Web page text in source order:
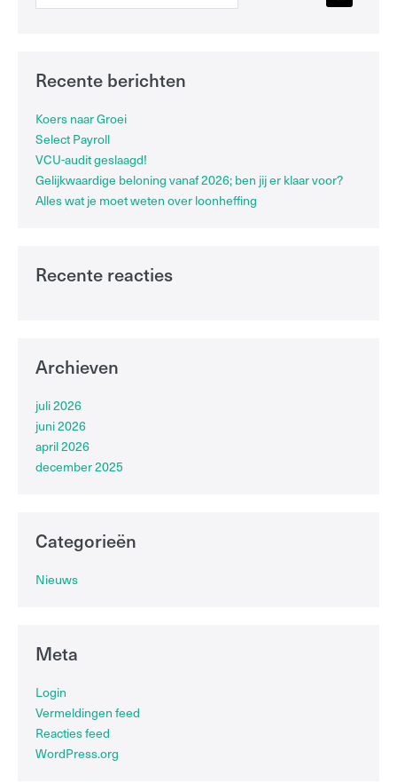
Recente berichten
Koers naar Groei
Select Payroll
VCU-audit geslaagd!
Gelijkwaardige beloning vanaf 2026; ben jij er klaar voor?
Alles wat je moet weten over loonheffing
Recente reacties
Archieven
juli 2026
juni 2026
april 2026
december 2025
Categorieën
Nieuws
Meta
Login
Vermeldingen feed
Reacties feed
WordPress.org